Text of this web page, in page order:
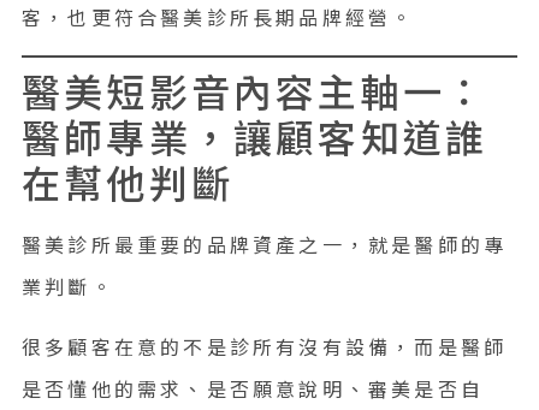
客，也更符合醫美診所長期品牌經營。
醫美短影音內容主軸一：
醫師專業，讓顧客知道誰
在幫他判斷
醫美診所最重要的品牌資產之一，就是醫師的專
業判斷。
很多顧客在意的不是診所有沒有設備，而是醫師
是否懂他的需求、是否願意說明、審美是否自